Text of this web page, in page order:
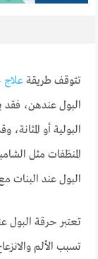
تتوقف طريقةعلاج
البول عندهن، فقد
البولية أو
المنظفات مثل
البول عند البنات
تعتبر حرقة البول
تسبب الألم